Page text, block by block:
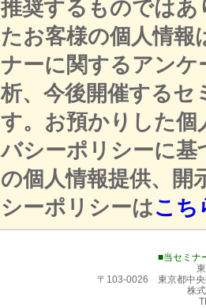
推奨するものでは
たお客様の個人情報
ナーに関するアンケ
析、今後開催するセ
す。お預かりした
バシーポリシーに基
の個人情報提供、開
シーポリシーはこち
■当セミナ
〒103-0026 東京都中
株